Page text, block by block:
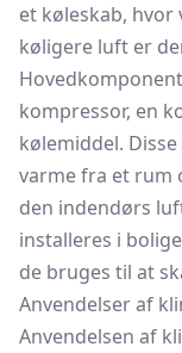
et køleskab,
køligere luft er
kompressor, en
kølemiddel.
varme fra et rum
den indendørs
installeres i
de bruges til at
Anvendelser af
Anvendelsen af